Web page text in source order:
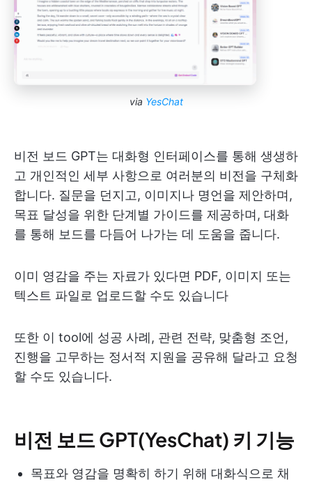
via YesChat
비전 보드 GPT는 대화형 인터페이스를 통해 생생하
고 개인적인 세부 사항으로 여러분의 비전을 구체화
합니다. 질문을 던지고, 이미지나 명언을 제안하며,
목표 달성을 위한 단계별 가이드를 제공하며, 대화
를 통해 보드를 다듬어 나가는 데 도움을 줍니다.
이미 영감을 주는 자료가 있다면 PDF, 이미지 또는
텍스트 파일로 업로드할 수도 있습니다
또한 이 tool에 성공 사례, 관련 전략, 맞춤형 조언,
진행을 고무하는 정서적 지원을 공유해 달라고 요청
할 수도 있습니다.
비전 보드 GPT(YesChat) 키 기능
목표와 영감을 명확히 하기 위해 대화식으로 채